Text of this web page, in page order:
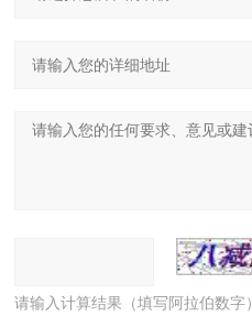
请输入计算结果（填写阿拉伯数字